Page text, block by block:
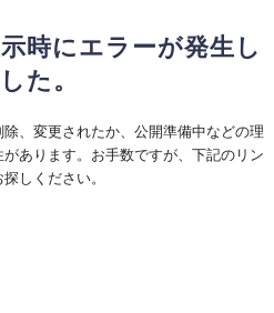
時にエラーが発生し
た。
、変更されたか、公開準備中などの理
あります。お手数ですが、下記のリン
しください。